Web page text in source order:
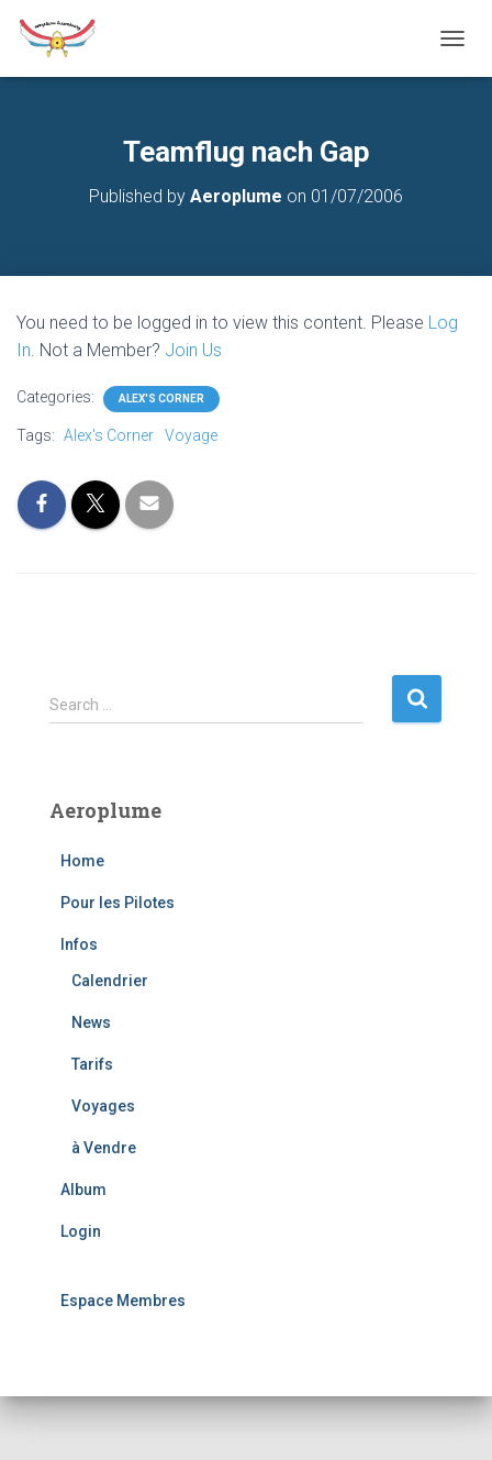
O
I
Teamflug nach Gap
Published by Aeroplume on 01/07/2006
You need to be logged in to view this content. Please Log
In. Not a Member? Join Us
Categories: ALEX'S CORNER
Tags: Alex's Corner Voyage
S
e
h
Search …
Aeroplume
Home
Pour les Pilotes
Infos
Calendrier
News
Tarifs
Voyages
à Vendre
Album
Login
Espace Membres